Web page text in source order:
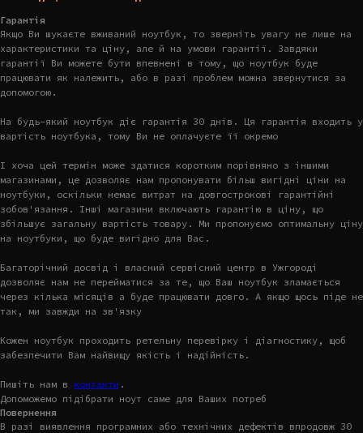
Гарантія
Якщо Ви шукаєте вживаний ноутбук, то зверніть увагу не лише на
характеристики та ціну, але й на умови гарантії. Завдяки
гарантії Ви можете бути впевнені в тому, що ноутбук буде
працювати як належить, або в разі проблем можна звернутися за
допомогою.
На будь-який ноутбук діє гарантія 30 днів. Ця гарантія входить у
вартість ноутбука, тому Ви не оплачуєте її окремо
І хоча цей термін може здатися коротким порівняно з іншими
магазинами, це дозволяє нам пропонувати більш вигідні ціни на
ноутбуки, оскільки немає витрат на довгострокові гарантійні
зобов'язання. Інші магазини включають гарантію в ціну, що
збільшує загальну вартість товару. Ми пропонуємо оптимальну ціну
на ноутбуки, що буде вигідно для Вас.
Багаторічний досвід і власний сервісний центр в Ужгороді
дозволяє нам не перейматися за те, що Ваш ноутбук зламається
через кілька місяців а буде працювати довго. А якщо щось піде не
так, ми завжди на зв'язку
Кожен ноутбук проходить ретельну перевірку і діагностику, щоб
забезпечити Вам найвищу якість і надійність.
Пишіть нам в контакти .
Допоможемо підібрати ноут саме для Ваших потреб
Повернення
В разі виявлення програмних або технічних дефектів впродовж 30